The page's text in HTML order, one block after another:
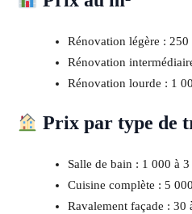
Rénovation légère : 250
Rénovation
Rénovation lourde : 1
Prix par type de
Salle de bain : 1 000 à
Cuisine complète : 5
Ravalement façade : 30